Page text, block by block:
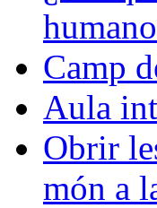
Camp
Aula
Obrir
món a